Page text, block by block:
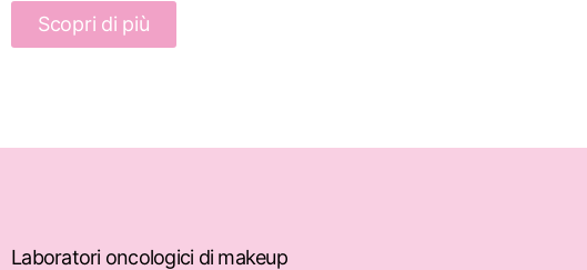
Scopri di più
Laboratori oncologici di makeup